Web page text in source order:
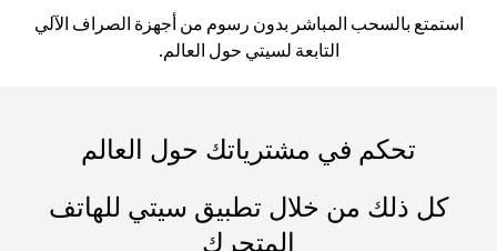
استمتع بالسحب المباشر بدون رسوم من أجهزة الصراف الآلي
التابعة لسيتي حول العالم.
تحكم في مشترياتك حول العالم
كل ذلك من خلال تطبيق سيتي للهاتف
المتحرك